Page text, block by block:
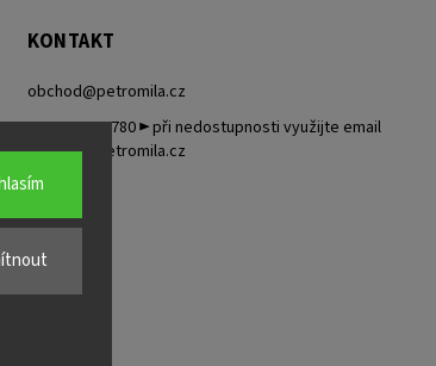
KONTAKT
obchod@petromila.cz
+420704433780 ► při nedostupnosti využijte email
obchod@petromila.cz